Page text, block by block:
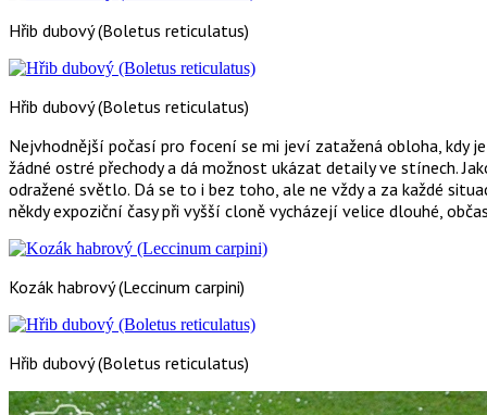
Hřib dubový (Boletus reticulatus)
Hřib dubový (Boletus reticulatus)
Nejvhodnější počasí pro focení se mi jeví zatažená obloha, kdy
žádné ostré přechody a dá možnost ukázat detaily ve stínech.
odražené světlo. Dá se to i bez toho, ale ne vždy a za každé
někdy expoziční časy při vyšší cloně vycházejí velice dlouhé,
Kozák habrový (Leccinum carpini)
Hřib dubový (Boletus reticulatus)